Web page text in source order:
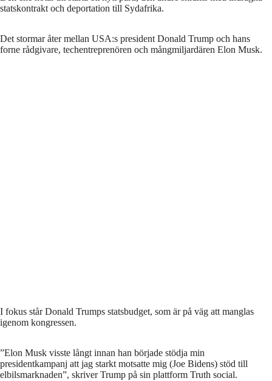
statskontrakt och deportation till Sydafrika.
Det stormar åter mellan USA:s president Donald Trump och hans
forne rådgivare, techentreprenören och mångmiljardären Elon Musk.
I fokus står Donald Trumps statsbudget, som är på väg att manglas
igenom kongressen.
”Elon Musk visste långt innan han började stödja min
presidentkampanj att jag starkt motsatte mig (Joe Bidens) stöd till
elbilsmarknaden”, skriver Trump på sin plattform Truth social.